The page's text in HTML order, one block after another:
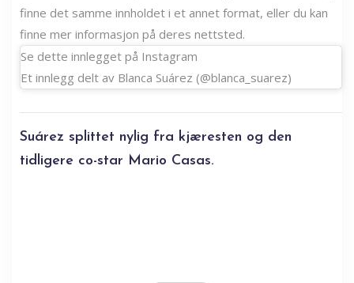
finne det samme innholdet i et annet format, eller du kan
finne mer informasjon på deres nettsted.
Se dette innlegget på Instagram
Et innlegg delt av Blanca Suárez (@blanca_suarez)
Suárez splittet nylig fra kjæresten og den
tidligere co-star Mario Casas.